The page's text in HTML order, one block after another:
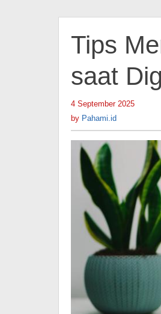
Tips
saat
4 September 2025
by Pahami.id